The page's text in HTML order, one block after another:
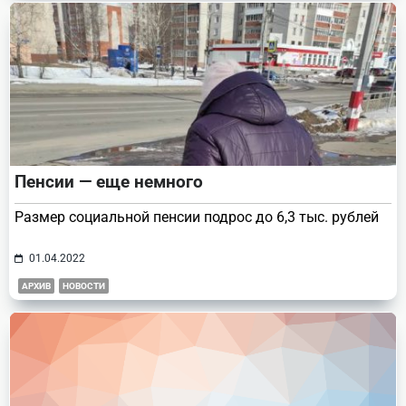
Пенсии — еще немного
Размер социальной пенсии подрос до 6,3 тыс. рублей
01.04.2022
АРХИВ НОВОСТИ